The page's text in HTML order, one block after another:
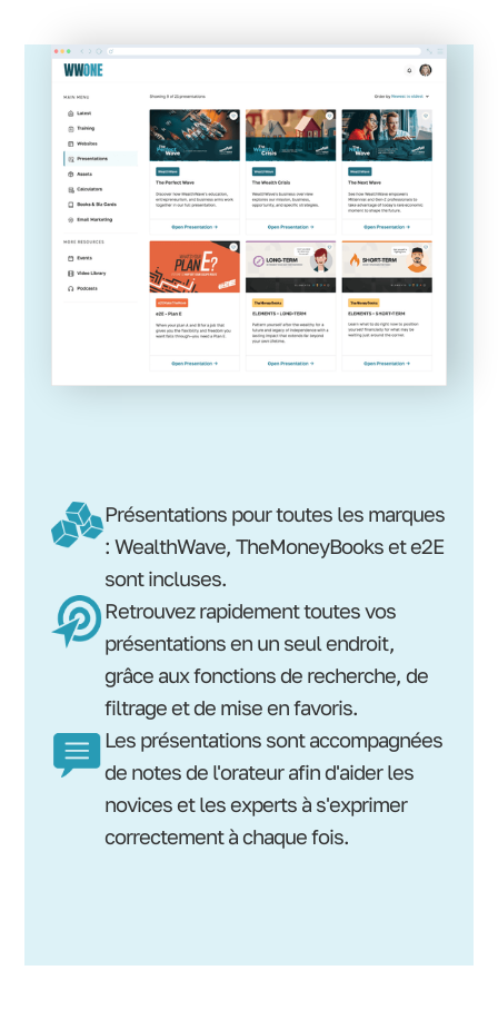
Présentations pour toutes les marques
: WealthWave, TheMoneyBooks et e2E
sont incluses.
Retrouvez rapidement toutes vos
présentations en un seul endroit,
grâce aux fonctions de recherche, de
filtrage et de mise en favoris.
Les présentations sont accompagnées
de notes de l'orateur afin d'aider les
novices et les experts à s'exprimer
correctement à chaque fois.